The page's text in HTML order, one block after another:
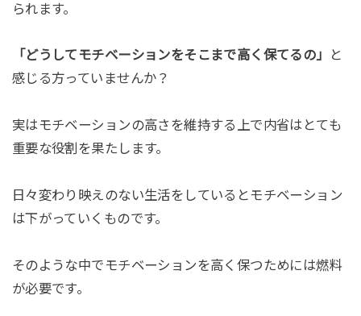
られます。
「どうしてモチベーションをそこまで高く保てるの」
と
感じる方っていませんか？
実はモチベーションの高さを維持する上で内省はとても
重要な役割を果たします。
日々変わり映えのない生活をしているとモチベーション
は下がっていくものです。
そのような中でモチベーションを高く保つためには燃料
が必要です。